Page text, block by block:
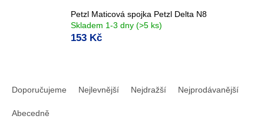
Petzl Maticová spojka Petzl Delta N8
Skladem 1-3 dny (>5 ks)
153 Kč
Doporučujeme Nejlevnější Nejdražší Nejprodávanější
Abecedně